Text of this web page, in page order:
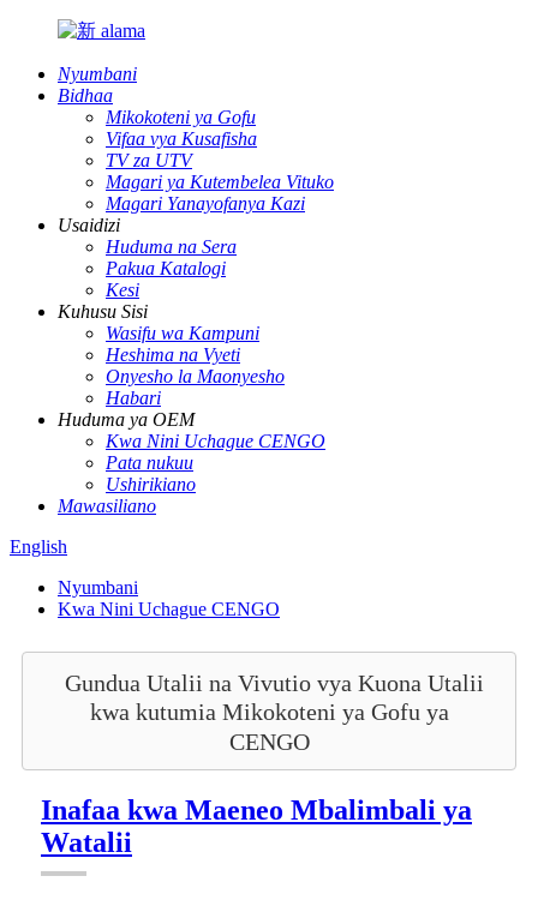
Nyumbani
Bidhaa
Mikokoteni ya Gofu
Vifaa vya Kusafisha
TV za UTV
Magari ya Kutembelea Vituko
Magari Yanayofanya Kazi
Usaidizi
Huduma na Sera
Pakua Katalogi
Kesi
Kuhusu Sisi
Wasifu wa Kampuni
Heshima na Vyeti
Onyesho la Maonyesho
Habari
Huduma ya OEM
Kwa Nini Uchague CENGO
Pata nukuu
Ushirikiano
Mawasiliano
English
Nyumbani
Kwa Nini Uchague CENGO
Gundua Utalii na Vivutio vya Kuona Utalii
kwa kutumia Mikokoteni ya Gofu ya
CENGO
Inafaa kwa Maeneo Mbalimbali ya
Watalii